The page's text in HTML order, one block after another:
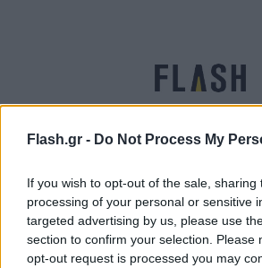
Flash.gr - Do Not Process My
If you wish to opt-out of the sale, sharing
processing of your personal or sensitive
targeted advertising by us, please use
section to confirm your selection. Please
opt-out request is processed you may
Financial Times για Εύα Καϊλή: «Η
πληροφοριοδότης του
σταρ του σινεμά»